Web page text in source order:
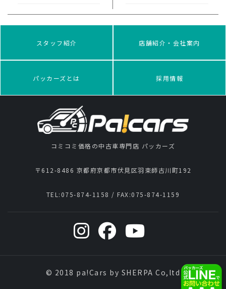
スタッフ紹介 店舗紹介・会社案内
パッカーズとは 採用情報
コミコミ価格の中古車専門店 パッカーズ
〒612-8486 京都府京都市伏見区羽束師古川町192
TEL: 075-874-1158 / FAX:075-874-1159
© 2018 pa!Cars by SHERPA Co,ltd